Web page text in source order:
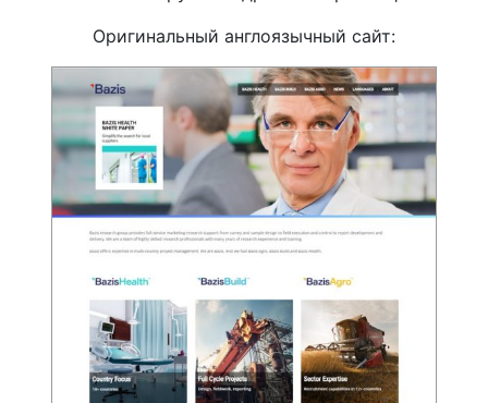
Оригинальный англоязычный сайт: